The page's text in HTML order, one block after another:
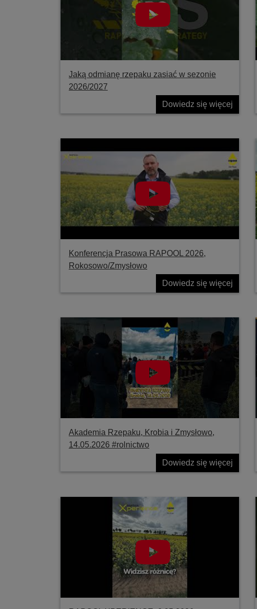
Jaką odmianę rzepaku zasiać w sezonie
2026/2027
Dowiedz się więcej
Konferencja Prasowa RAPOOL 2026,
Rokosowo/Zmysłowo
Dowiedz się więcej
Akademia Rzepaku, Krobia i Zmysłowo,
14.05.2026 #rolnictwo
Dowiedz się więcej